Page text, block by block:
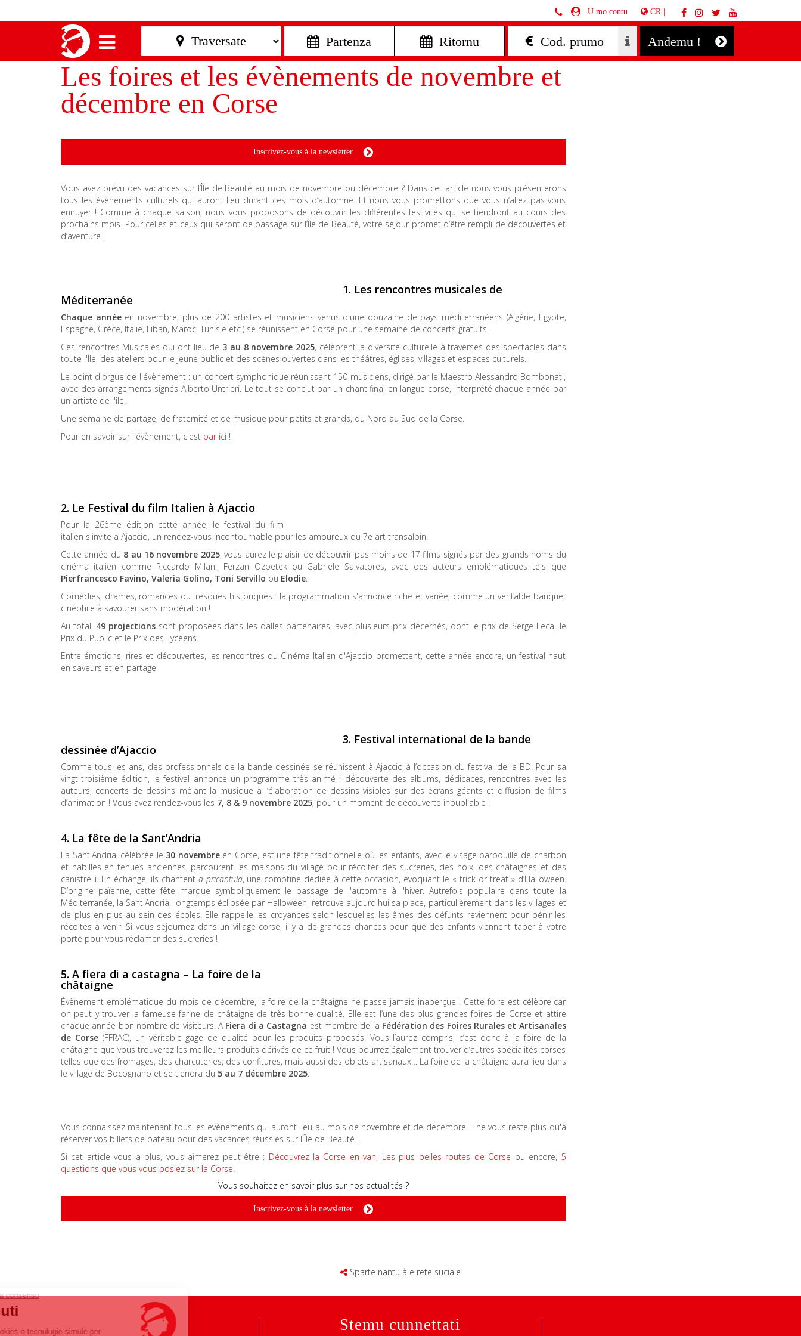
Continua senza consenso
Adopremu i cookies o tecnulugie simule per
U mo contu CR |
 Partenza  Ritornu
Les foires et les évènements de novembre et
décembre en Corse
Inscrivez-vous à la newsletter
Vous avez prévu des vacances sur l’Île de Beauté au mois de novembre ou décembre ? Dans cet article nous vous présenterons
tous les évènements culturels qui auront lieu durant ces mois d’automne. Et nous vous promettons que vous n’allez pas vous
ennuyer ! Comme à chaque saison, nous vous proposons de découvrir les différentes festivités qui se tiendront au cours des
prochains mois. Pour celles et ceux qui seront de passage sur l’Île de Beauté, votre séjour promet d’être rempli de découvertes et
d’aventure !
1. Les rencontres musicales de
Méditerranée
Chaque année en novembre, plus de 200 artistes et musiciens venus d'une douzaine de pays méditerranéens (Algérie, Egypte,
Espagne, Grèce, Italie, Liban, Maroc, Tunisie etc.) se réunissent en Corse pour une semaine de concerts gratuits.
Ces rencontres Musicales qui ont lieu de 3 au 8 novembre 2025, célèbrent la diversité culturelle à traverses des spectacles dans
toute l'Île, des ateliers pour le jeune public et des scènes ouvertes dans les théâtres, églises, villages et espaces culturels.
Le point d'orgue de l'évènement : un concert symphonique réunissant 150 musiciens, dirigé par le Maestro Alessandro Bombonati,
avec des arrangements signés Alberto Untrieri. Le tout se conclut par un chant final en langue corse, interprété chaque année par
un artiste de l'île.
Une semaine de partage, de fraternité et de musique pour petits et grands, du Nord au Sud de la Corse.
Pour en savoir sur l'évènement, c'est par ici !
2. Le Festival du film Italien à Ajaccio
Pour la 26ème édition cette année, le festival du film
italien s'invite à Ajaccio, un rendez-vous incontournable pour les amoureux du 7e art transalpin.
Cette année du 8 au 16 novembre 2025, vous aurez le plaisir de découvrir pas moins de 17 films signés par des grands noms du
cinéma italien comme Riccardo Milani, Ferzan Ozpetek ou Gabriele Salvatores, avec des acteurs emblématiques tels que
Pierfrancesco Favino, Valeria Golino, Toni Servillo ou Elodie.
Comédies, drames, romances ou fresques historiques : la programmation s'annonce riche et variée, comme un véritable banquet
cinéphile à savourer sans modération !
Au total, 49 projections sont proposées dans les dalles partenaires, avec plusieurs prix décernés, dont le prix de Serge Leca, le
Prix du Public et le Prix des Lycéens.
Entre émotions, rires et découvertes, les rencontres du Cinéma Italien d'Ajaccio promettent, cette année encore, un festival haut
en saveurs et en partage.
3. Festival international de la bande
dessinée d’Ajaccio
Comme tous les ans, des professionnels de la bande dessinée se réunissent à Ajaccio à l’occasion du festival de la BD. Pour sa
vingt-troisième édition, le festival annonce un programme très animé : découverte des albums, dédicaces, rencontres avec les
auteurs, concerts de dessins mêlant la musique à l’élaboration de dessins visibles sur des écrans géants et diffusion de films
d’animation ! Vous avez rendez-vous les 7, 8 & 9 novembre 2025, pour un moment de découverte inoubliable !
4. La fête de la Sant’Andria
La Sant'Andria, célébrée le 30 novembreen Corse, est une fête traditionnelle où les enfants, avec le visage barbouillé de charbon
et habillés en tenues anciennes, parcourent les maisons du village pour récolter des sucreries, des noix, des châtaignes et des
canistrelli. En échange, ils chantent a pricantula, une comptine dédiée à cette occasion, évoquant le « trick or treat » d’Halloween.
D’origine païenne, cette fête marque symboliquement le passage de l'automne à l'hiver. Autrefois populaire dans toute la
Méditerranée, la Sant'Andria, longtemps éclipsée par Halloween, retrouve aujourd'hui sa place, particulièrement dans les villages et
de plus en plus au sein des écoles. Elle rappelle les croyances selon lesquelles les âmes des défunts reviennent pour bénir les
récoltes à venir. Si vous séjournez dans un village corse, il y a de grandes chances pour que des enfants viennent taper à votre
porte pour vous réclamer des sucreries !
5. A fiera di a castagna – La foire de la
châtaigne
Évènement emblématique du mois de décembre, la foire de la châtaigne ne passe jamais inaperçue ! Cette foire est célèbre car
on peut y trouver la fameuse farine de châtaigne de très bonne qualité. Elle est l’une des plus grandes foires de Corse et attire
chaque année bon nombre de visiteurs. A Fiera di a Castagna est membre de la Fédération des Foires Rurales et Artisanales
de Corse(FFRAC), un véritable gage de qualité pour les produits proposés. Vous l’aurez compris, c’est donc à la foire de la
châtaigne que vous trouverez les meilleurs produits dérivés de ce fruit ! Vous pourrez également trouver d’autres spécialités corses
telles que des fromages, des charcuteries, des confitures, mais aussi des objets artisanaux… La foire de la châtaigne aura lieu dans
le village de Bocognano et se tiendra du 5 au 7 décembre 2025.
Vous connaissez maintenant tous les évènements qui auront lieu au mois de novembre et de décembre. Il ne vous reste plus qu'à
réserver vos billets de bateau pour des vacances réussies sur l'Île de Beauté !
Si cet article vous a plus, vous aimerez peut-être : Découvrez la Corse en van, Les plus belles routes de Corse ou encore, 5
questions que vous vous posiez sur la Corse.
Vous souhaitez en savoir plus sur nos actualités ?
Inscrivez-vous à la newsletter
Sparte nantu à e rete suciale
Stemu cunnettati